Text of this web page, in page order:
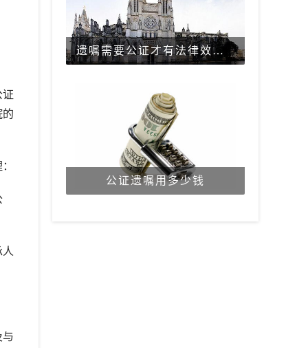
的
遗嘱需要公证才有法律效力吗？
公证遗嘱用多少钱